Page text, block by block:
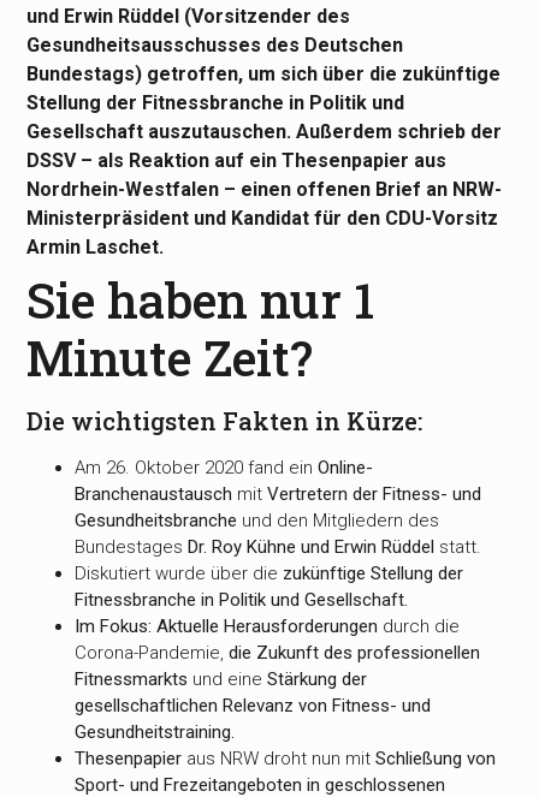
und Erwin Rüddel (Vorsitzender des
Gesundheitsausschusses des Deutschen
Bundestags) getroffen, um sich über die zukünftige
Stellung der Fitnessbranche in Politik und
Gesellschaft auszutauschen. Außerdem schrieb der
DSSV – als Reaktion auf ein Thesenpapier aus
Nordrhein-Westfalen – einen offenen Brief an NRW-
Ministerpräsident und Kandidat für den CDU-Vorsitz
Armin Laschet.
Sie haben nur 1
Minute Zeit?
Die wichtigsten Fakten in Kürze:
Am 26. Oktober 2020 fand einOnline-
Branchenaustausch mitVertretern der Fitness- und
Gesundheitsbranche und den Mitgliedern des
BundestagesDr. Roy Kühne und Erwin Rüddel statt.
Diskutiert wurde über die zukünftige Stellung der
Fitnessbranche in Politik und Gesellschaft.
Im Fokus: Aktuelle Herausforderungen durch die
Corona-Pandemie,die Zukunft des professionellen
Fitnessmarkts und eineStärkung der
gesellschaftlichen Relevanz von Fitness- und
Gesundheitstraining.
Thesenpapier aus NRW droht nun mitSchließung von
Sport- und Frezeitangeboten in geschlossenen